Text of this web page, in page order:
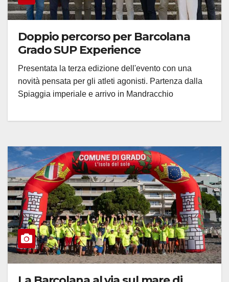
Doppio percorso per Barcolana
Grado SUP Experience
Presentata la terza edizione dell'evento con una
novità pensata per gli atleti agonisti. Partenza dalla
Spiaggia imperiale e arrivo in Mandracchio